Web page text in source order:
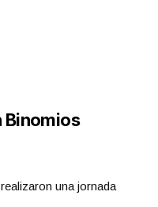
Binomios
una jornada
con Alan Pola, en el